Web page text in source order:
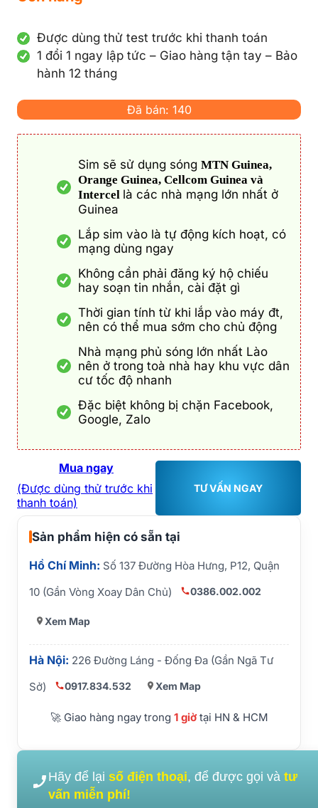
Được dùng thử test trước khi thanh toán
1 đổi 1 ngay lập tức – Giao hàng tận tay – Bảo
hành 12 tháng
Đã bán: 140
Sim sẽ sử dụng sóng MTN Guinea,
Orange Guinea, Cellcom Guinea và
Intercel là các nhà mạng lớn nhất ở
Guinea
Lắp sim vào là tự động kích hoạt, có
mạng dùng ngay
Không cần phải đăng ký hộ chiếu
hay soạn tin nhắn, cài đặt gì
Thời gian tính từ khi lắp vào máy đt,
nên có thể mua sớm cho chủ động
Nhà mạng phủ sóng lớn nhất Lào
nên ở trong toà nhà hay khu vực dân
cư tốc độ nhanh
Đặc biệt không bị chặn Facebook,
Google, Zalo
Mua ngay
(Được dùng thử trước khi
thanh toán)
TƯ VẤN NGAY
Sản phẩm hiện có sẵn tại
Hồ Chí Minh: Số 137 Đường Hòa Hưng, P12, Quận
10 (Gần Vòng Xoay Dân Chủ)
0386.002.002
Xem Map
Hà Nội: 226 Đường Láng - Đống Đa (Gần Ngã Tư
Sở)
0917.834.532 Xem Map
🚀 Giao hàng ngay trong 1 giờtại HN & HCM
Hãy để lại số điện thoại, để được gọi và tư
vấn miễn phí!